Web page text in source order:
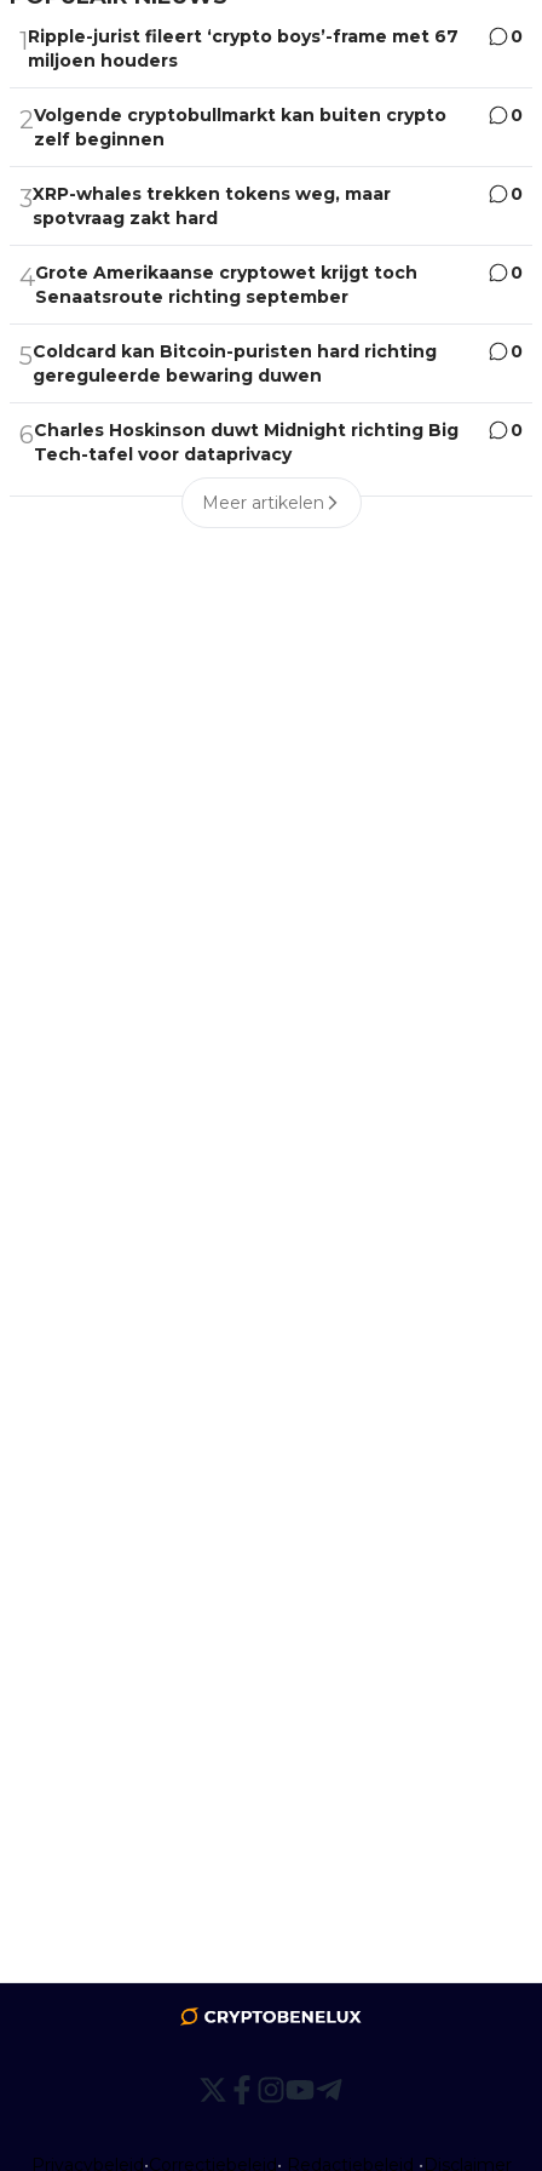
1Ripple-jurist fileert ‘crypto boys’-frame met 67
miljoen houders
0
2Volgende cryptobullmarkt kan buiten crypto
zelf beginnen
0
3XRP-whales trekken tokens weg, maar
spotvraag zakt hard
0
4Grote Amerikaanse cryptowet krijgt toch
Senaatsroute richting september
0
5Coldcard kan Bitcoin-puristen hard richting
gereguleerde bewaring duwen
0
6Charles Hoskinson duwt Midnight richting Big
Tech-tafel voor dataprivacy
0
Meer artikelen
Privacybeleid•Correctiebeleid• Redactiebeleid •Disclaimer